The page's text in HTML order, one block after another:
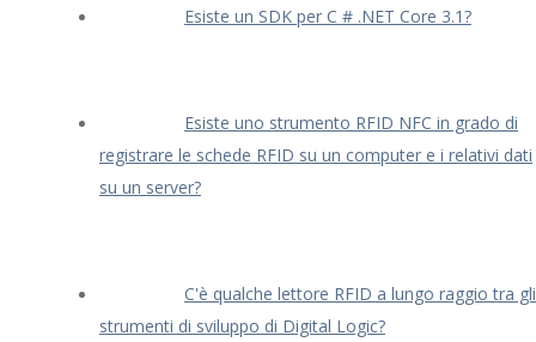
Esiste un SDK per C # .NET Core 3.1?
Esiste uno strumento RFID NFC in grado di
registrare le schede RFID su un computer e i relativi dati
su un server?
C'è qualche lettore RFID a lungo raggio tra gli
strumenti di sviluppo di Digital Logic?